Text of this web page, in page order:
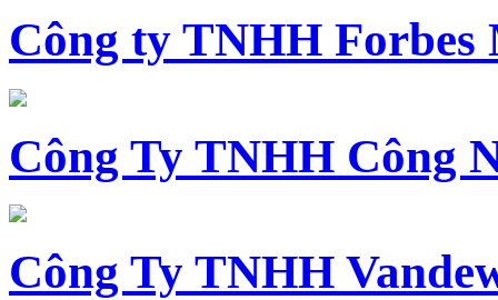
Công ty TNHH
Công Ty TNHH Công
Công Ty TNHH